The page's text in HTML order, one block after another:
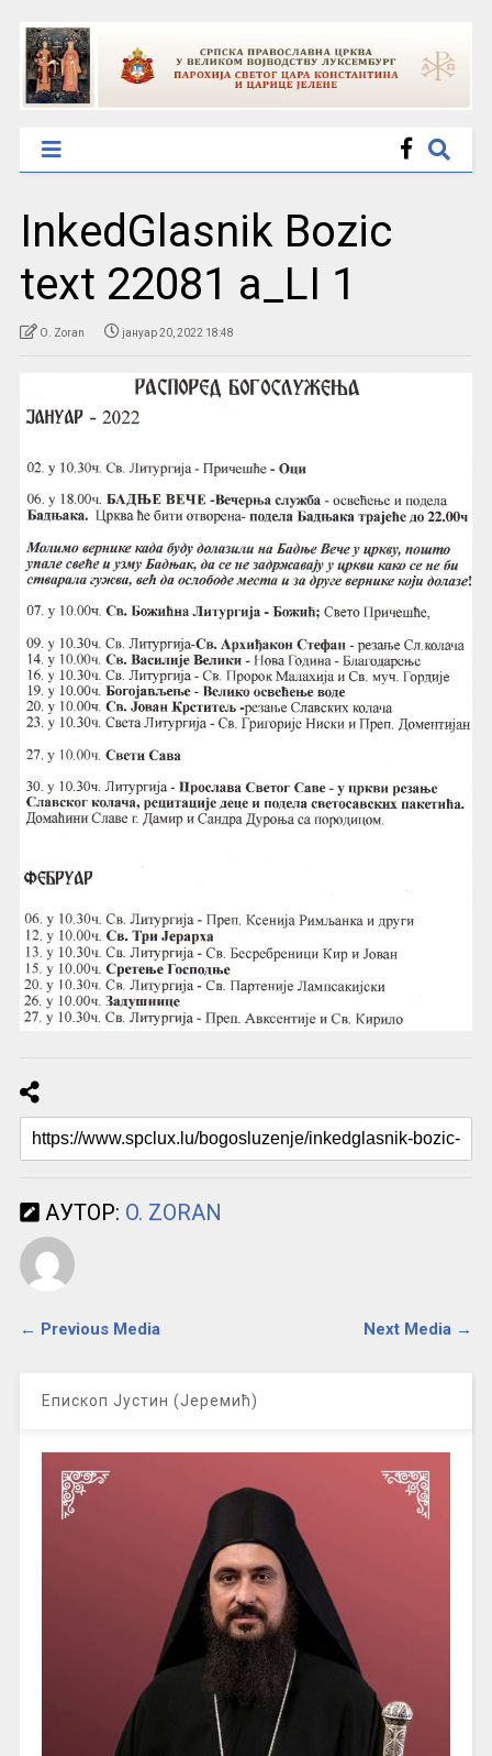
InkedGlasnik Bozic
text 22081 a_LI 1
O. Zoran јануар 20, 2022 18:48
АУТОР: O. ZORAN
← Previous Media Next Media →
Епископ Јустин (Јеремић)